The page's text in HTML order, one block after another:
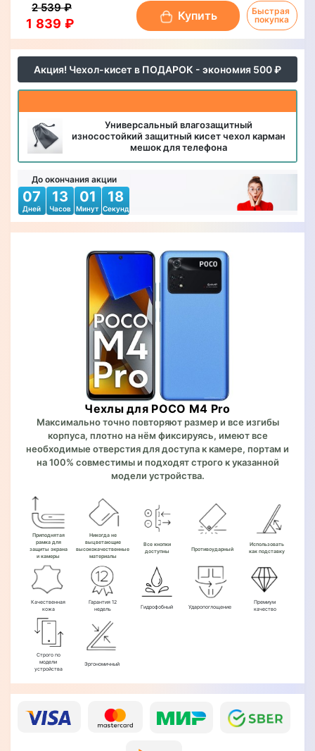
Акция! Чехол-кисет в ПОДАРОК - экономия 500 ₽
Универсальный влагозащитный
износостойкий защитный кисет чехол карман
мешок для телефона
До окончания акции
07
Дней
13
Часов
01
Минут
17
Секунд
Чехлы для POCO M4 Pro
Максимально точно повторяют размер и все изгибы
корпуса, плотно на нём фиксируясь, имеют все
необходимые отверстия для доступа к камере, портам и
на 100% совместимы и подходят строго к указанной
модели устройства.
Приподнятая
рамка для
защиты экрана
и камеры
Никогда не
выцветающие
высококачественные
материалы
Все кнопки
доступны
Противоударный
Использовать
как подставку
Качественная
кожа
Гарантия 12
недель
Гидрофобный Ударопоглощение
Премиум
качество
Строго по
модели
устройства
Эргономичный
1 839 ₽
2 539 ₽
Купить
Быстрая
покупка